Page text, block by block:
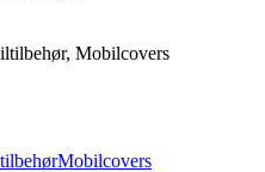
Mobilcovers
Mobilcovers